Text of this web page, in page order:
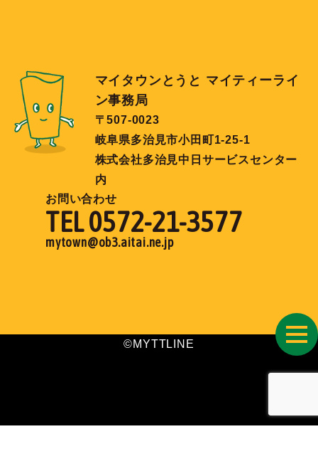
マイタウンとうと マイティーライ
ン事務局
〒507-0023
岐阜県多治見市小田町1-25-1
株式会社多治見中日サービスセンター
内
お問い合わせ
TEL 0572-21-3577
mytown@ob3.aitai.ne.jp
©MYTTLINE